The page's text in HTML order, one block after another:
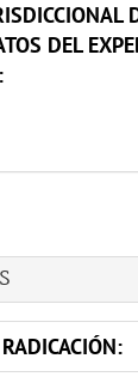
DEL